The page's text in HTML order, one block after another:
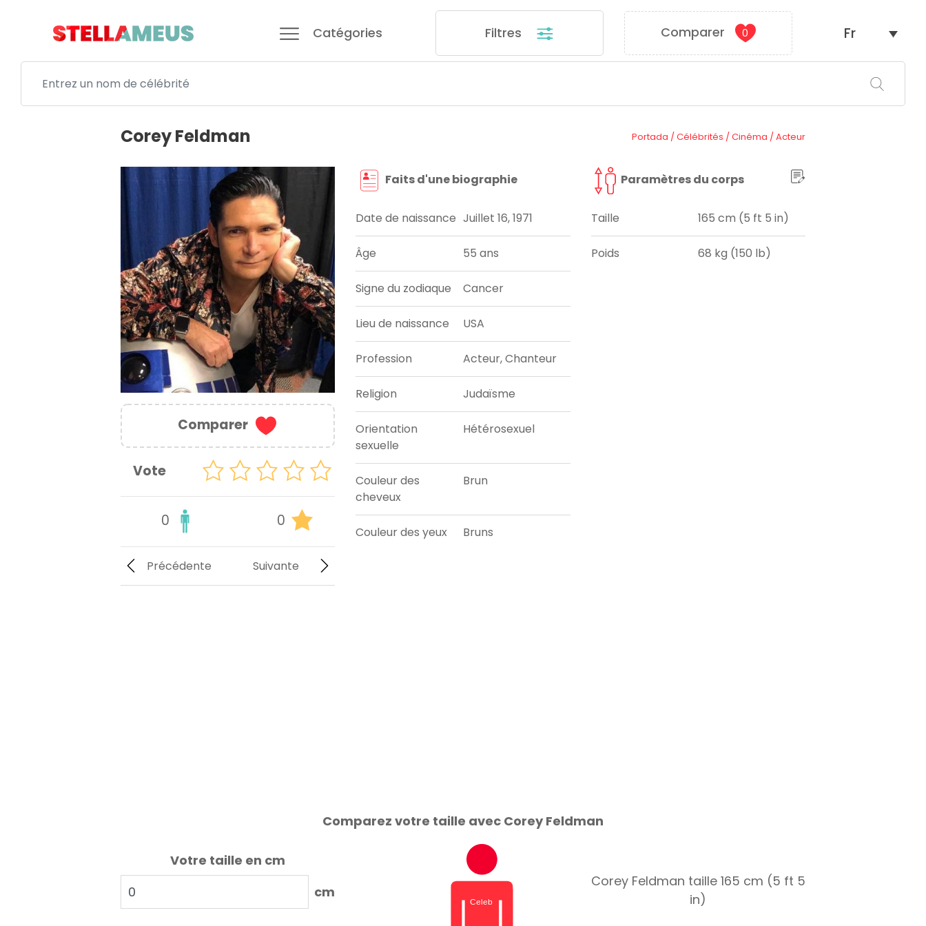
Catégories Filtres Comparer 0 Fr
Corey Feldman Portada /Célébrités /Cinéma /Acteur
Comparer
Vote
0 0
Suivante
Précédente
Faits d'une biographie
Date de naissance Juillet 16, 1971
Âge 55 ans
Signe du zodiaque Cancer
Lieu de naissance USA
Profession Acteur, Chanteur
Religion Judaïsme
Orientation
sexuelle
Hétérosexuel
Couleur des
cheveux
Brun
Couleur des yeux Bruns
Paramètres du corps
Taille 165 cm (5 ft 5 in)
Poids 68 kg (150 lb)
Comparez votre taille avec Corey Feldman
Votre taille en cm
cm
Corey Feldman taille 165 cm (5 ft 5
in)